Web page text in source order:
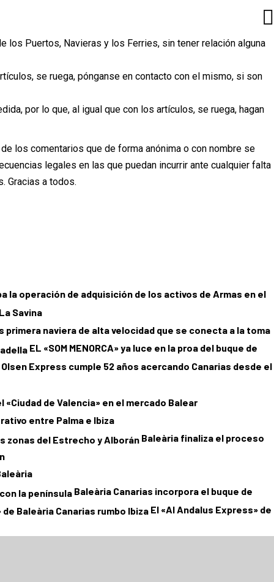
los Puertos, Navieras y los Ferries, sin tener relación alguna
se ruega, pónganse en contacto con el mismo, si son
por lo que, al igual que con los artículos, se ruega, hagan
los comentarios que de forma anónima o con nombre se
legales en las que puedan incurrir ante cualquier falta
Gracias a todos.
la operación de adquisición de los activos de Armas en el
Savina
primera naviera de alta velocidad que se conecta a la toma
EL «SOM MENORCA» ya luce en la proa del buque de
Express cumple 52 años acercando Canarias desde el
de Valencia» en el mercado Balear
entre Palma e Ibiza
Baleària finaliza el proceso
Baleària Canarias incorpora el buque de
El «Al Andalus Express» de